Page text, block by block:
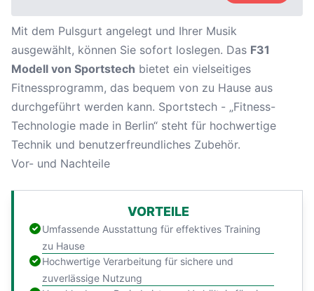
Mit dem Pulsgurt angelegt und Ihrer Musik
ausgewählt, können Sie sofort loslegen. Das F31
Modell von Sportstech bietet ein vielseitiges
Fitnessprogramm, das bequem von zu Hause aus
durchgeführt werden kann. Sportstech - „Fitness-
Technologie made in Berlin“ steht für hochwertige
Technik und benutzerfreundliches Zubehör.
Vor- und Nachteile
VORTEILE
Umfassende Ausstattung für effektives Training
zu Hause
Hochwertige Verarbeitung für sichere und
zuverlässige Nutzung